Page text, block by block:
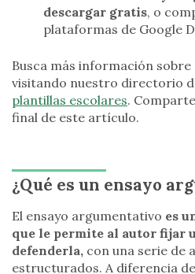
descargar gratis, o
plataformas de Google
Busca más información
visitando nuestro directorio
plantillas escolares.
final de este artículo.
¿Qué es un ensayo
El ensayo argumentativo es
que le permite al autor fijar
defenderla, con una serie de
estructurados. A diferencia